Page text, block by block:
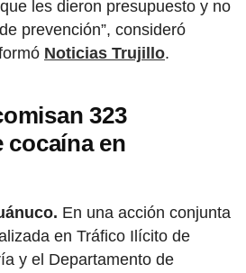
les dieron presupuesto y no
prevención”, consideró
Noticias Trujillo.
323
cocaína en
En una acción conjunta
en Tráfico Ilícito de
y el Departamento de